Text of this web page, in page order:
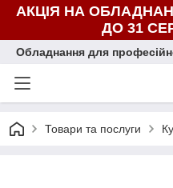
АКЦІЯ НА
ДО 31
Обладнання для
Товари та послуги